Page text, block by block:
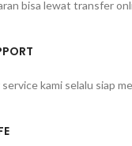
bisa lewat transfer
kami selalu siap